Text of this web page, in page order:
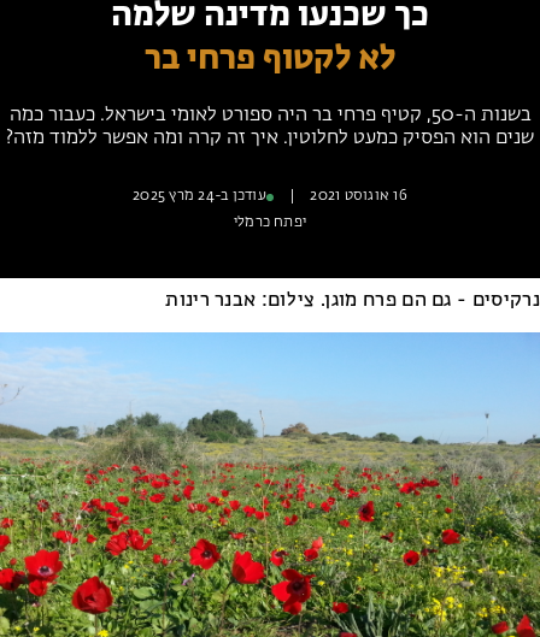
ארץ אהבתי – קבוצות טיולים למבוגרים
כך שכנעו מדינה שלמה
לא לקטוף פרחי בר
בשנות ה-50, קטיף פרחי בר היה ספורט לאומי בישראל. כעבור כמה
שנים הוא הפסיק כמעט לחלוטין. איך זה קרה ומה אפשר ללמוד מזה?
16 אוגוסט 2021
עודכן ב-24 מרץ 2025
יפתח כרמלי
נרקיסים - גם הם פרח מוגן. צילום: אבנר רינות